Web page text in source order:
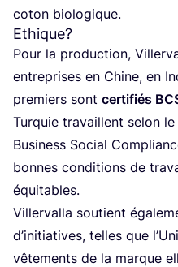
coton biologique.
Ethique?
Pour la pro­duc­tion,
entre­prises en Chine, en
pre­miers sont cer­ti­fiés
Tur­quie tra­vaillent selon
Busi­ness Social
bonnes condi­tions de
équitables.
Vil­ler­val­la sou­tient
d’i­ni­tia­tives, telles que
vête­ments de la marque